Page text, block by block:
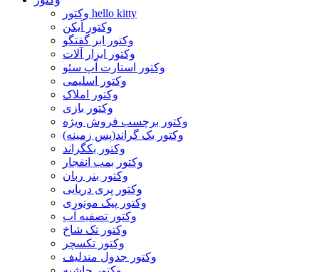
وکتور hello kitty
وکتور آیکن
وکتور ابر گفتگو
وکتور ابزار آلات
وکتور استارت آپ سئو
وکتور اسلیمی
وکتور املاک
وکتور بازی
وکتور برچسب فروش ویژه
وکتور بک گراند(پس زمینه)
وکتور بکگراند
وکتور بمب انفجار
وکتور بنر ربان
وکتور پری دریایی
وکتور پیک موتوری
وکتور تصفیه آب
وکتور تک شاخ
وکتور تکسچر
وکتور جدول مندلیف